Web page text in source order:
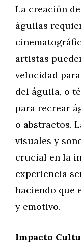
La creación
águilas
artistas
velocidad
del águila, o
para recrear
o abstractos.
visuales y
crucial en la
experiencia
haciendo que
y emotivo.
Impacto